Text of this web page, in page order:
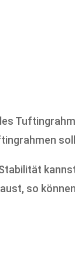
so